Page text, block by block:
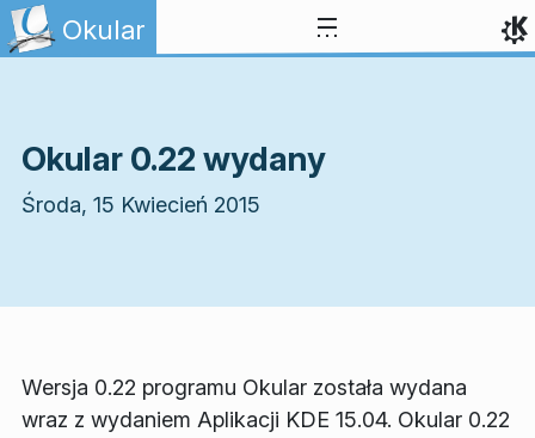
Przejdź to treści
Okular
Okular 0.22 wydany
Środa, 15 Kwiecień 2015
Wersja 0.22 programu Okular została wydana
wraz z wydaniem Aplikacji KDE 15.04. Okular 0.22